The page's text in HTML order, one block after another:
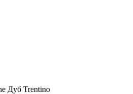
Дуб Trentino